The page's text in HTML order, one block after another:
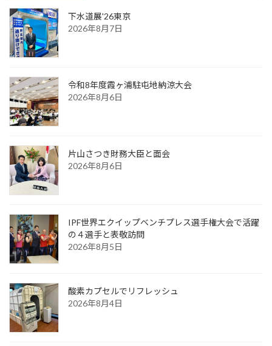
下水道展'26東京
2026年8月7日
令和8年度霞ヶ浦駐屯地納涼大会
2026年8月6日
片山さつき財務大臣と面会
2026年8月6日
IPF世界エクイップベンチプレス選手権大会で活躍
の４選手と表敬訪問
2026年8月5日
酸素カプセルでリフレッシュ
2026年8月4日